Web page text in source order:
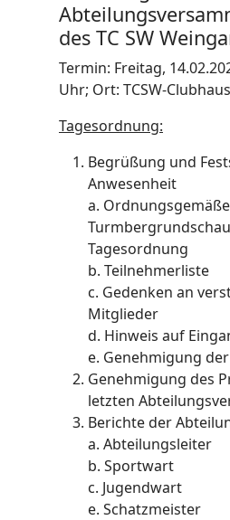
des TC SW
Termin: Freitag,
Uhr; Ort: TCSW-
Tagesordnung:
Begrüßung und
Anwesenheit
a.
Tagesordnung
b. Teilnehmerliste
c. Gedenken an
Mitglieder
d. Hinweis auf
e. Genehmigung
Genehmigung des
letzten
Berichte der
a. Abteilungsleiter
b. Sportwart
c. Jugendwart
e. Schatzmeister